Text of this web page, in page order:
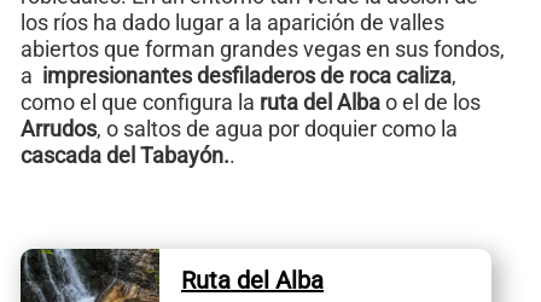
los ríos ha dado lugar a la aparición de valles
abiertos que forman grandes vegas en sus fondos,
a impresionantes desfiladeros de roca caliza,
como el que configura la ruta del Albao el de los
Arrudos, o saltos de agua por doquier como la
cascada del Tabayón..
Ruta del Alba